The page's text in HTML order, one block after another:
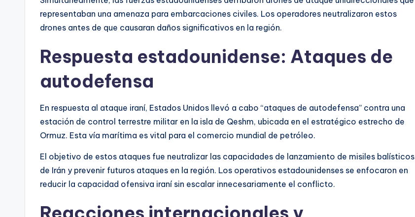
representaban una amenaza para embarcaciones civiles. Los operadores neutralizaron estos
drones antes de que causaran daños significativos en la región.
Respuesta estadounidense: Ataques de
autodefensa
En respuesta al ataque iraní, Estados Unidos llevó a cabo “ataques de autodefensa” contra una
estación de control terrestre militar en la isla de Qeshm, ubicada en el estratégico estrecho de
Ormuz. Esta vía marítima es vital para el comercio mundial de petróleo.
El objetivo de estos ataques fue neutralizar las capacidades de lanzamiento de misiles balísticos
de Irán y prevenir futuros ataques en la región. Los operativos estadounidenses se enfocaron en
reducir la capacidad ofensiva iraní sin escalar innecesariamente el conflicto.